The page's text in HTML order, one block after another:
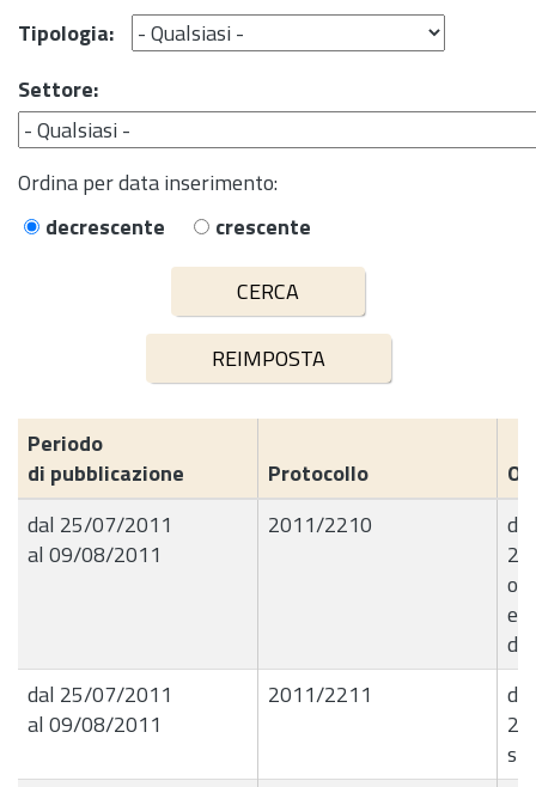
Tipologia:
Settore:
Ordina per data inserimento:
decrescente
crescente
Periodo
di pubblicazione
Protocollo
dal 25/07/2011
al 09/08/2011
2011/2210
e
di
dal 25/07/2011
al 09/08/2011
2011/2211